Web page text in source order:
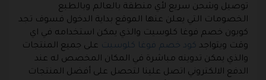
توصيل وشحن سريع لأي منطقة بالعالم وبالطبع
الخصومات التي يعلن عنها الموقع بداية الدخول فسوف تجد
كوبون خصم فوغا كلوسيت والذي يمكن استخدامه في اي
وقت ويتواجد كود خصم فوغا كلوسيت على جميع المنتجات
والذي يمكن تدوينه مباشرة في المكان المخصص له عند
الدفع الالكتروني اتصل علينا لتحصل على أفضل المنتجات